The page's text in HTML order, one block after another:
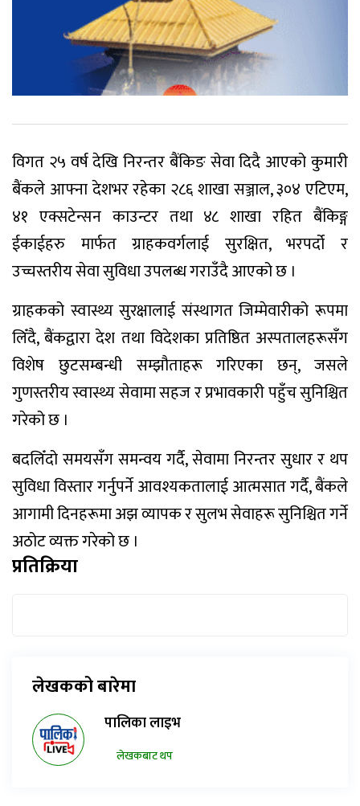
विगत २५ वर्ष देखि निरन्तर बैंकिङ सेवा दिदै आएको कुमारी
बैंकले आफ्ना देशभर रहेका २८६ शाखा सञ्जाल, ३०४ एटिएम,
४१ एक्सटेन्सन काउन्टर तथा ४८ शाखा रहित बैंकिङ्ग
ईकाईहरु मार्फत ग्राहकवर्गलाई सुरक्षित, भरपर्दो र
उच्चस्तरीय सेवा सुविधा उपलब्ध गराउँदै आएको छ ।
ग्राहकको स्वास्थ्य सुरक्षालाई संस्थागत जिम्मेवारीको रूपमा
लिँदै, बैंकद्वारा देश तथा विदेशका प्रतिष्ठित अस्पतालहरूसँग
विशेष छुटसम्बन्धी सम्झौताहरू गरिएका छन्, जसले
गुणस्तरीय स्वास्थ्य सेवामा सहज र प्रभावकारी पहुँच सुनिश्चित
गरेको छ ।
बदलिँदो समयसँग समन्वय गर्दै, सेवामा निरन्तर सुधार र थप
सुविधा विस्तार गर्नुपर्ने आवश्यकतालाई आत्मसात गर्दै, बैंकले
आगामी दिनहरूमा अझ व्यापक र सुलभ सेवाहरू सुनिश्चित गर्ने
अठोट व्यक्त गरेको छ ।
प्रतिक्रिया
लेखकको बारेमा
पालिका लाइभ
लेखकबाट थप